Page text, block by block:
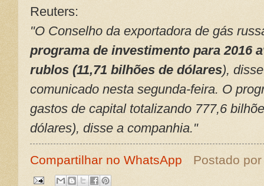
Reuters:
"O Conselho da exportadora de gás
programa de investimento para 2016
rublos (11,71 bilhões de dólares),
comunicado nesta segunda-feira. O
gastos de capital totalizando 777,6
dólares), disse a companhia."
Compartilhar no WhatsApp Postado